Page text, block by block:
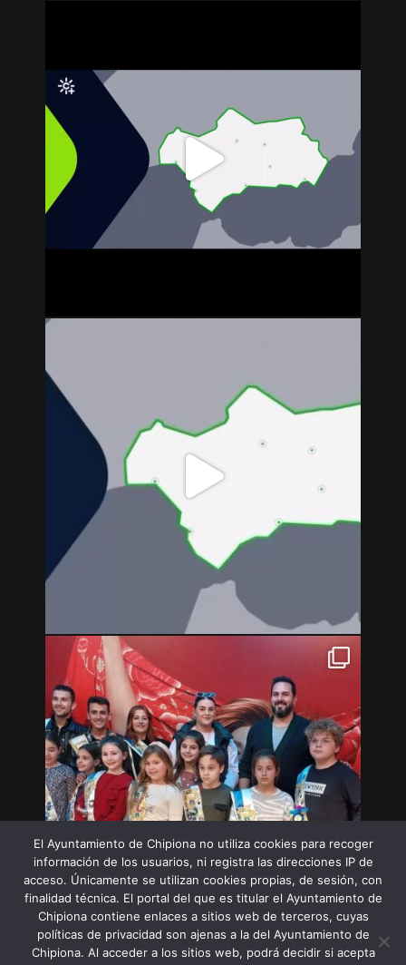
El Ayuntamiento de Chipiona no utiliza cookies para recoger
información de los usuarios, ni registra las direcciones IP de
acceso. Únicamente se utilizan cookies propias, de sesión, con
finalidad técnica. El portal del que es titular el Ayuntamiento de
Chipiona contiene enlaces a sitios web de terceros, cuyas
políticas de privacidad son ajenas a la del Ayuntamiento de
Chipiona. Al acceder a los sitios web, podrá decidir si acepta